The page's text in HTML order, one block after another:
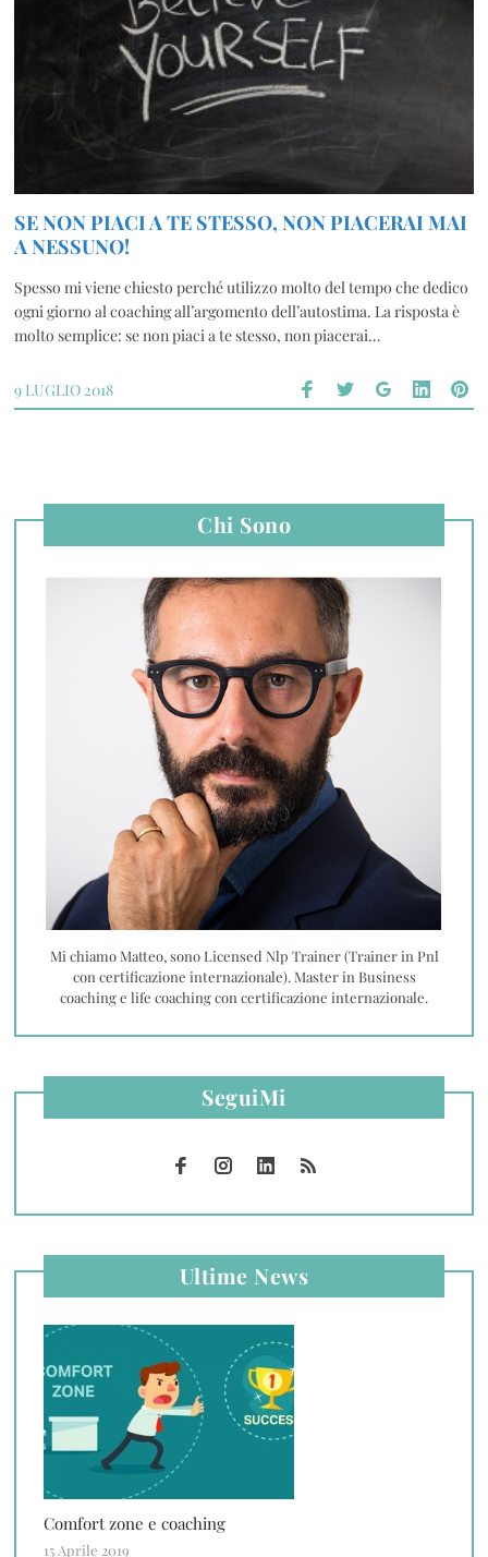
SE NON PIACI A TE STESSO, NON PIACERAI MAI
A NESSUNO!
Spesso mi viene chiesto perché utilizzo molto del tempo che dedico
ogni giorno al coaching all’argomento dell’autostima. La risposta è
molto semplice: se non piaci a te stesso, non piacerai…
9 LUGLIO 2018
Chi Sono
Mi chiamo Matteo, sono Licensed Nlp Trainer (Trainer in Pnl
con certificazione internazionale). Master in Business
coaching e life coaching con certificazione internazionale.
SeguiMi
Ultime News
Comfort zone e coaching
15 Aprile 2019